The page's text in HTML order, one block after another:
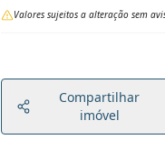
Valores sujeitos a alteração sem
Compartilhar
imóvel